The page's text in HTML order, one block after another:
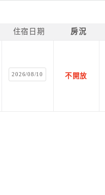
住宿日期 房況
2026/08/10 不開放